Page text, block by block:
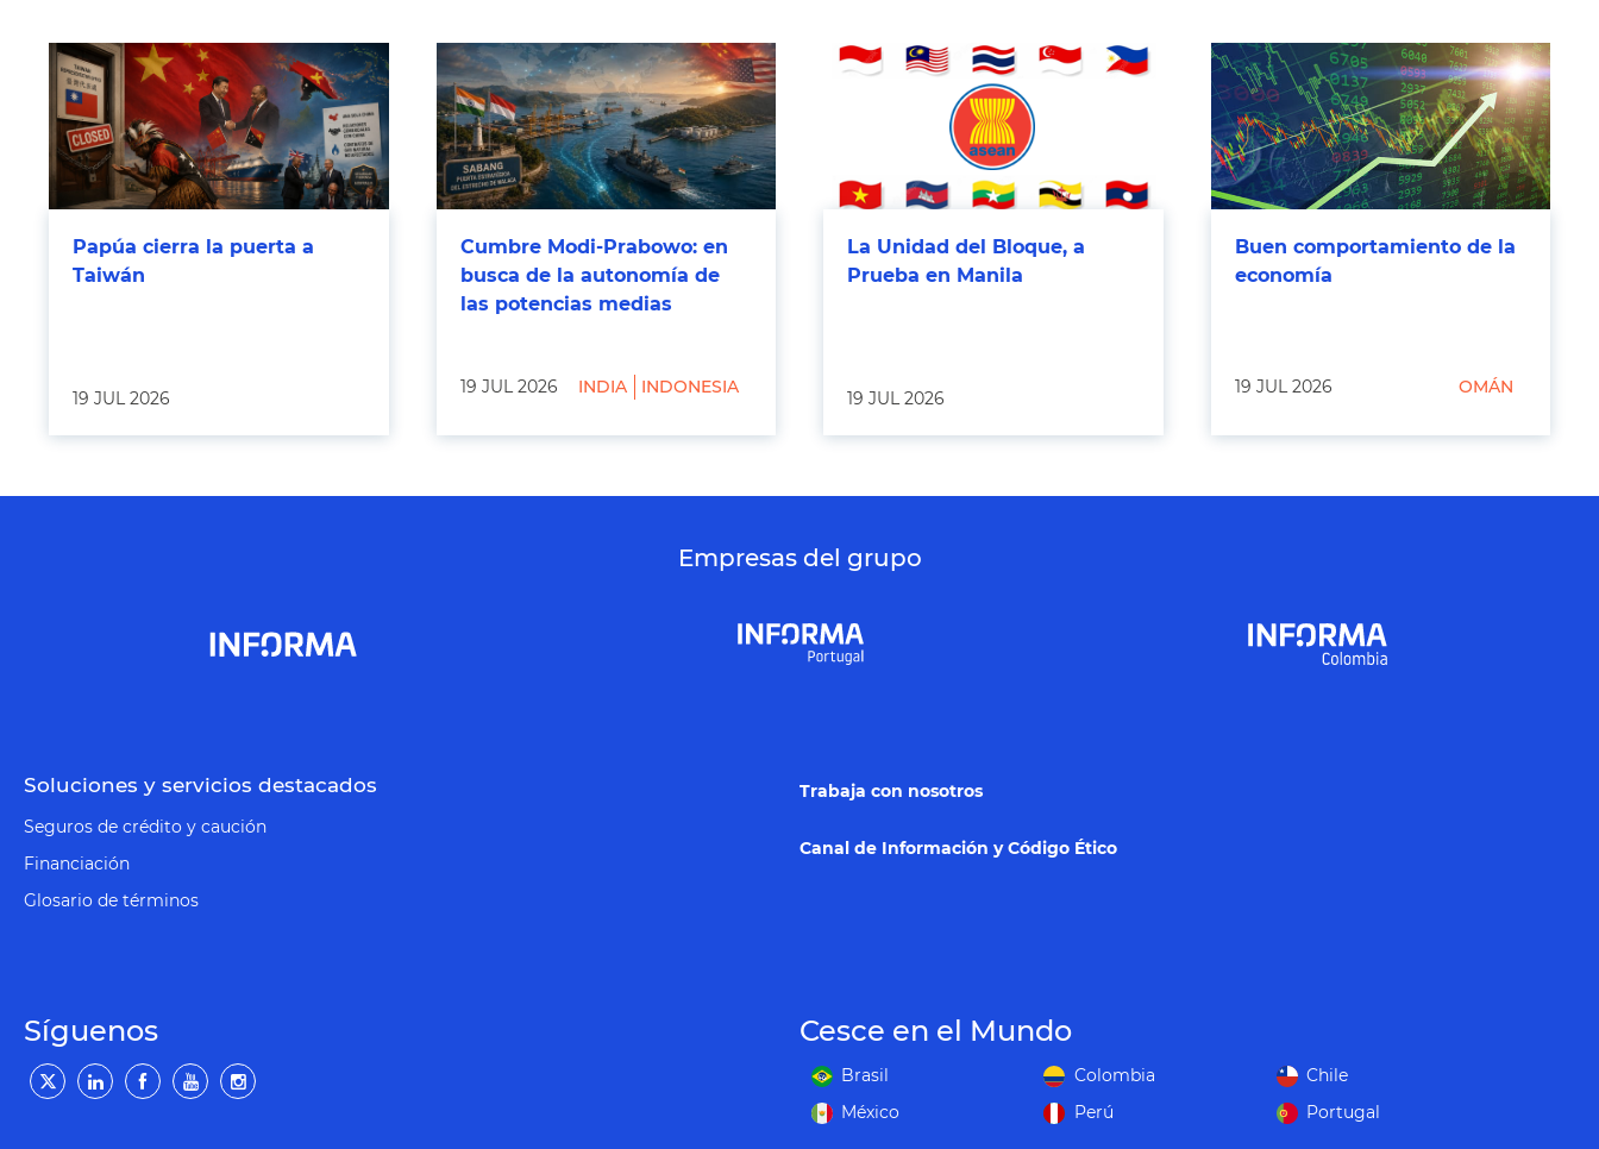
Papúa cierra la puerta a
Taiwán
19 JUL 2026
Cumbre Modi-Prabowo: en
busca de la autonomía de
las potencias medias
19 JUL 2026 INDIA INDONESIA
La Unidad del Bloque, a
Prueba en Manila
19 JUL 2026
Buen comportamiento de la
economía
19 JUL 2026 OMÁN
Empresas del grupo
Soluciones y servicios destacados
Seguros de crédito y caución
Financiación
Glosario de términos
Trabaja con nosotros
Canal de Información y Código Ético
Síguenos Cesce en el Mundo
Brasil Colombia
Chile
México
Perú Portugal